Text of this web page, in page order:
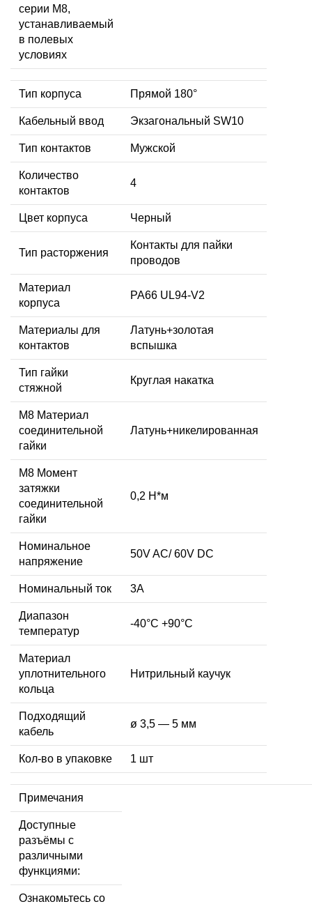
серии M8,
устанавливаемый
в полевых
условиях
Тип корпуса Прямой 180°
Кабельный ввод Экзагональный SW10
Тип контактов Мужской
Количество
контактов
4
Цвет корпуса Черный
Тип расторжения
Контакты для пайки
проводов
Материал
корпуса
PA66 UL94-V2
Материалы для
контактов
Латунь+золотая
вспышка
Тип гайки
стяжной
Круглая накатка
М8 Материал
соединительной
гайки
Латунь+никелированная
M8 Момент
затяжки
соединительной
гайки
0,2 Н*м
Номинальное
напряжение
50V AC/ 60V DC
Номинальный ток 3А
Диапазон
температур
-40°C +90°C
Материал
уплотнительного
кольца
Нитрильный каучук
Подходящий
кабель
ø 3,5 — 5 мм
Кол-во в упаковке 1 шт
Примечания
Доступные
разъёмы с
различными
функциями:
Ознакомьтесь со